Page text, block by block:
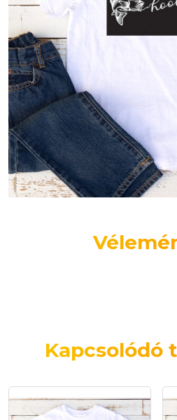
Kapcsolódó